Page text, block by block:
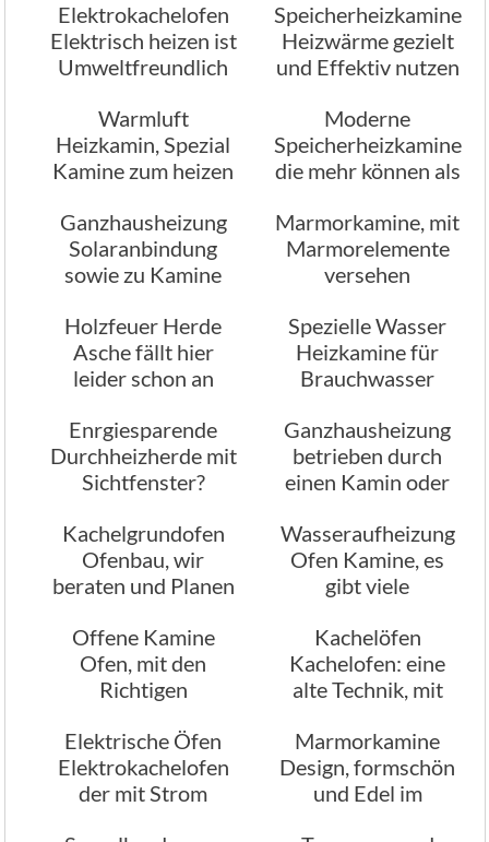
Elektrokachelofen
Elektrisch heizen ist
Umweltfreundlich
Speicherheizkamine
Heizwärme gezielt
und Effektiv nutzen
Warmluft
Heizkamin, Spezial
Kamine zum heizen
Moderne
Speicherheizkamine
die mehr können als
Ganzhausheizung
Solaranbindung
sowie zu Kamine
Marmorkamine, mit
Marmorelemente
versehen
Holzfeuer Herde
Asche fällt hier
leider schon an
Spezielle Wasser
Heizkamine für
Brauchwasser
Enrgiesparende
Durchheizherde mit
Sichtfenster?
Ganzhausheizung
betrieben durch
einen Kamin oder
Kachelgrundofen
Ofenbau, wir
beraten und Planen
Speichermasseofen
Wasseraufheizung
Ofen Kamine, es
gibt viele
Arten
Offene Kamine
Ofen, mit den
Richtigen
Energiesparend
Kachelöfen
Kachelofen: eine
alte Technik, mit
Funktionen
Elektrische Öfen
Elektrokachelofen
der mit Strom
Marmorkamine
Design, formschön
und Edel im